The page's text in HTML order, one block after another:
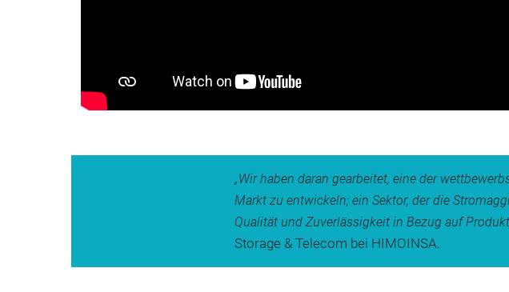
„Wir haben daran gearbeitet, eine der
Markt zu entwickeln; ein Sektor, der die
Qualität und Zuverlässigkeit in Bezug auf
Storage & Telecom bei HIMOINSA.